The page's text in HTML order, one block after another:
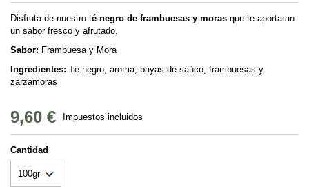
Disfruta de nuestro té negro de frambuesas y moras que te aportaran
un sabor fresco y afrutado.
Sabor: Frambuesa y Mora
Ingredientes: Té negro, aroma, bayas de saúco, frambuesas y
zarzamoras
9,60 € Impuestos incluidos
Cantidad